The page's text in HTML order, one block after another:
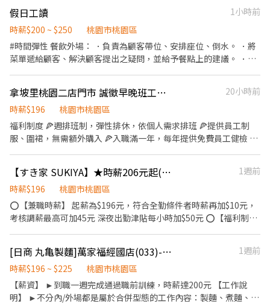
帳、收銀等工作。 餐飲內場： ．擔任廚師的助手，處理烹飪前與烹
飪中之準備工作與其他餐廳相關事務。 ．負責洗、剝、削、切各種
食材。 ．負責清理工作環境、設備和餐具。 ．準備不同餐點所需要
的食材。 ．協助測量食材的容量與重量。 ．負責擺盤、打包外帶服
假日工讀
1小時前
時薪$200 ~ $250
桃園市桃園區
#時間彈性 餐飲外場： ．負責為顧客帶位、安排座位、倒水。 ．將
菜單遞給顧客、解決顧客提出之疑問，並給予餐點上的建議。 ．後
環境。 ．並負責結帳、收銀等工作。 餐飲內場： ．擔任廚師的助
手，處理烹飪前與烹飪中之準備工作與其他餐廳相關事務。 ．負責
洗、剝、削、切各種食材。 ．負責清理工作環境、設備和餐具。 ．
準備不同餐點所需要的食材。 ．協助測量食材的容量與重量。 ．負
拿坡里桃園二店門市 誠徵早晚班工讀生
20小時前
時薪$196
桃園市桃園區
福利制度 🍕週排班制，彈性排休，依個人需求排班 🍕提供員工制
服、圍裙，無需額外購入 🍕入職滿一年，每年提供免費員工健檢 🍕
場》： ✅顧客接待 ✅收銀作業 ✅環境整潔 時數限制：最低60-160小
時 #需具備服務熱誠與責任感佳 #薪資轉帳需具備永豐銀行帳戶 #需
要做餐飲人員體檢
【すき家 SUKIYA】★時薪206元起(含全勤)★桃園站前店
1週前
時薪$196
桃園市桃園區
⭕【兼職時薪】 起薪為$196元，符合全勤條件者時薪再加$10元，
考核調薪最高可加45元 深夜出勤津貼每小時加$50元 ⭕【福利制
健檢 ★勞保、健保，6％勞退提撥 ⭕【工作說明】 《內場》:餐點製
作、食材備料、進貨盤點 《外場》:接待服務顧客、收銀結帳、環境
整潔 用最快速的速度提供美味的牛丼！ 用最有元氣的服務使顧客露
出滿意的笑容！ ★開朗活潑有笑容 ★ＳＯＰ專業流程 ★無經驗可
[日商 丸亀製麵]萬家福經國店(033)-長期兼職夥伴/廚助/工讀生/彈性排班
1週前
時薪$196 ~ $225
桃園市桃園區
【薪資】 ►到職一週完成通過職前訓練，時薪達200元 【工作說
明】 ►不分內/外場都是屬於合併型態的工作內容：製麵、煮麵、製